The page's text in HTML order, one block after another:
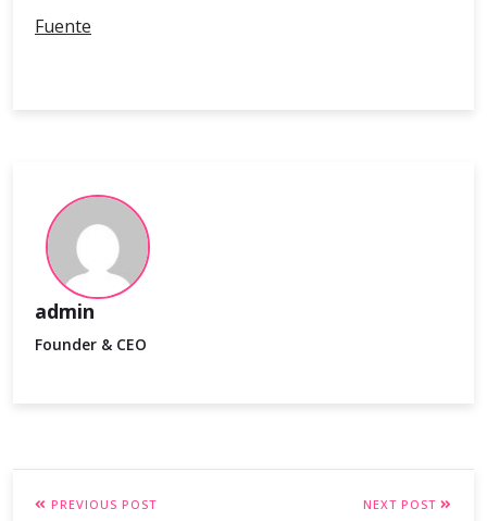
Fuente
admin
Founder & CEO
PREVIOUS POST NEXT POST